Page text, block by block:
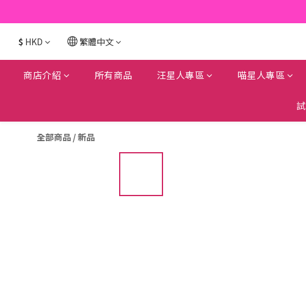
🥫 罐
$ HKD 繁體中文
商店介紹 所有商品 汪星人專區 喵星人專區
全部商品 /新品